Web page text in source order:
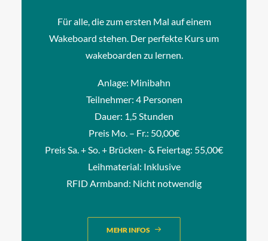
Für alle, die zum ersten Mal auf einem
Wakeboard stehen. Der perfekte Kurs um
wakeboarden zu lernen.
Anlage: Minibahn
Teilnehmer: 4 Personen
Dauer: 1,5 Stunden
Preis Mo. – Fr.: 50,00€
Preis Sa. + So. + Brücken- & Feiertag: 55,00€
Leihmaterial: Inklusive
RFID Armband: Nicht notwendig
MEHR INFOS